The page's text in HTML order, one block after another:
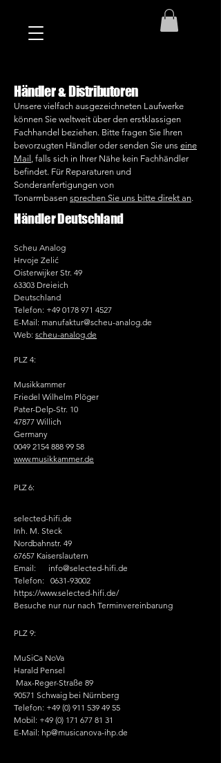
Händler & Distributoren
Unsere vielfach ausgezeichneten Laufwerke
können Sie weltweit über den erstklassigen
Fachhandel beziehen. Bitte fragen Sie Ihren
bevorzugten Händler oder senden Sie uns eine
Mail , falls sich in Ihrer Nähe kein Fachhändler
befindet. Für Reparaturen und
Sonderanfertigungen von
Tonarmbasen sprechen Sie uns bitte direkt an.
Händler Deutschland
Scheu Analog
Hrvoje Zelić
Oisterwijker Str. 49
63303 Dreieich
Deutschland
Telefon: +49 0178 971 4527
E-Mail: manufaktur@scheu-analog.de
Web: scheu-analog.de
PLZ 4:
Musikkammer
Friedel Wilhelm Plöger
Pater-Delp-Str. 10
47877 Willich
Germany
0049 2154 888 99 58
www.musikkammer.de
PLZ 6:
selected-hifi.de
Inh. M. Steck
Nordbahnstr. 49
67657 Kaiserslautern
Email: info@selected-hifi.de
Telefon: 0631-93002
https://www.selected-hifi.de/
Besuche nur nur nach Terminvereinbarung
PLZ 9:
MuSiCa NoVa
Harald Pensel
Max-Reger-Straße 89
90571 Schwaig bei Nürnberg
Telefon: +49 (0) 911 539 49 55
Mobil: +49 (0) 171 677 81 31
E-Mail: hp@musicanova-ihp.de